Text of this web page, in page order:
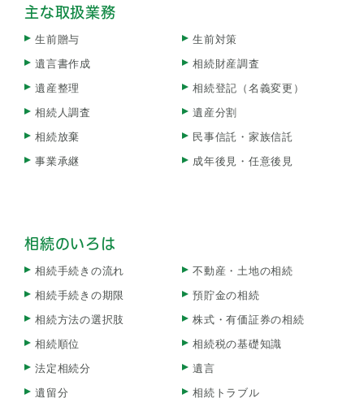
主な取扱業務
生前贈与
遺言書作成
遺産整理
相続人調査
相続放棄
事業承継
生前対策
相続財産調査
相続登記（名義変更）
遺産分割
民事信託・家族信託
成年後見・任意後見
相続のいろは
相続手続きの流れ
相続手続きの期限
相続方法の選択肢
相続順位
法定相続分
遺留分
不動産・土地の相続
預貯金の相続
株式・有価証券の相続
相続税の基礎知識
遺言
相続トラブル